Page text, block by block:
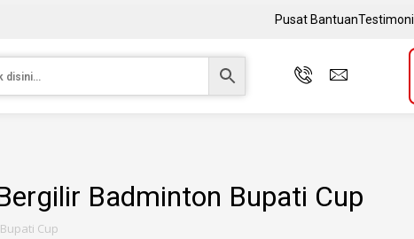
Pusat BantuanTestimoni
Badminton Bupati Cup
Cup